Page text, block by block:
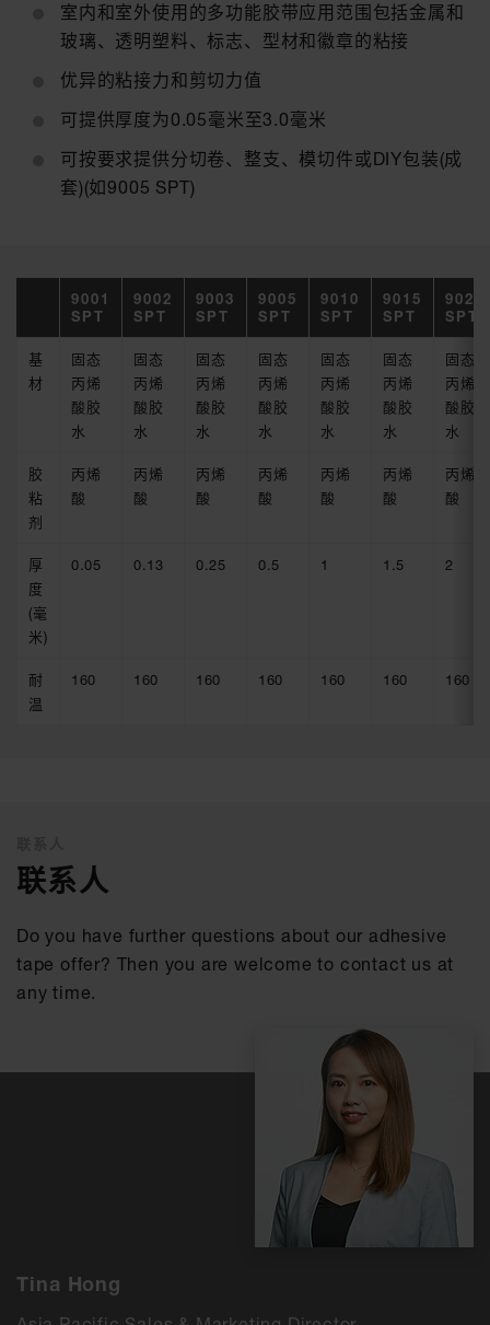
室内和室外使用的多功能胶带应用范围包括金属和
玻璃、透明塑料、标志、型材和徽章的粘接
优异的粘接力和剪切力值
可提供厚度为0.05毫米至3.0毫米
可按要求提供分切卷、整支、模切件或DIY包装(成
套)(如9005 SPT)
9001
SPT
9002
SPT
9003
SPT
9005
SPT
9010
SPT
9015
SPT
9020
SPT
基
材
固态
丙烯
酸胶
水
固态
丙烯
酸胶
水
固态
丙烯
酸胶
水
固态
丙烯
酸胶
水
固态
丙烯
酸胶
水
固态
丙烯
酸胶
水
固态
丙烯
酸胶
水
胶
粘
剂
丙烯
酸
丙烯
酸
丙烯
酸
丙烯
酸
丙烯
酸
丙烯
酸
丙烯
酸
厚
度
(毫
米)
0.05 0.13 0.25 0.5 1 1.5 2
耐
温
160 160 160 160 160 160 160
联系人
Do you have further questions about our adhesive
tape offer? Then you are welcome to contact us at
any time.
Tina Hong